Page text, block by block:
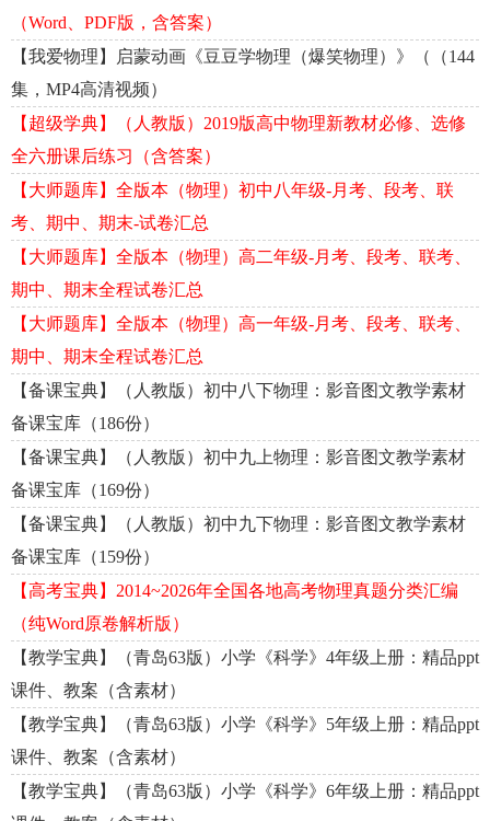
（Word、PDF版，含答案）
【我爱物理】启蒙动画《豆豆学物理（爆笑物理）》（（144
集，MP4高清视频）
【超级学典】（人教版）2019版高中物理新教材必修、选修
全六册课后练习（含答案）
【大师题库】全版本（物理）初中八年级-月考、段考、联
考、期中、期末-试卷汇总
【大师题库】全版本（物理）高二年级-月考、段考、联考、
期中、期末全程试卷汇总
【大师题库】全版本（物理）高一年级-月考、段考、联考、
期中、期末全程试卷汇总
【备课宝典】（人教版）初中八下物理：影音图文教学素材
备课宝库（186份）
【备课宝典】（人教版）初中九上物理：影音图文教学素材
备课宝库（169份）
【备课宝典】（人教版）初中九下物理：影音图文教学素材
备课宝库（159份）
【高考宝典】2014~2026年全国各地高考物理真题分类汇编
（纯Word原卷解析版）
【教学宝典】（青岛63版）小学《科学》4年级上册：精品ppt
课件、教案（含素材）
【教学宝典】（青岛63版）小学《科学》5年级上册：精品ppt
课件、教案（含素材）
【教学宝典】（青岛63版）小学《科学》6年级上册：精品ppt